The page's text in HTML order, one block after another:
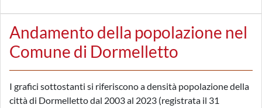
Andamento della popolazione nel
Comune di Dormelletto
I grafici sottostanti si riferiscono a densità popolazione della
città di Dormelletto dal 2003 al 2023 (registrata il 31